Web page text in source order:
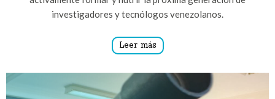
investigadores y tecnólogos venezolanos.
Leer más